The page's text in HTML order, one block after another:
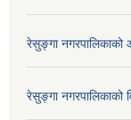
रेसुङ्गा
रेसुङ्गा